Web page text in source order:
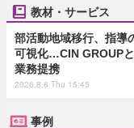
教材・サービス
部活動地域移行、指導
可視化…CIN GROUP
業務提携
2026.8.6 Thu 15:45
事例